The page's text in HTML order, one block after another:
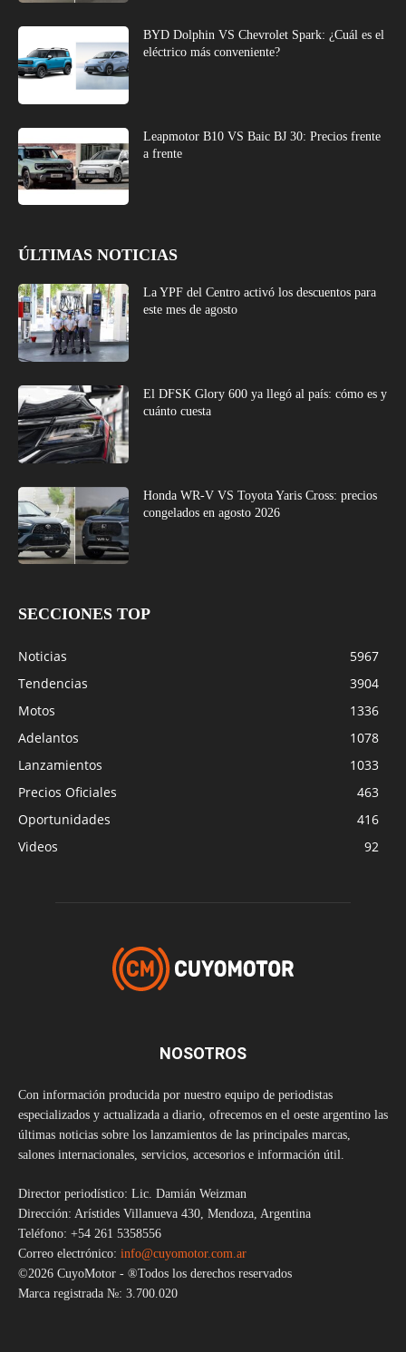
BYD Dolphin VS Chevrolet Spark: ¿Cuál es el
eléctrico más conveniente?
Leapmotor B10 VS Baic BJ 30: Precios frente
a frente
ÚLTIMAS NOTICIAS
La YPF del Centro activó los descuentos para
este mes de agosto
El DFSK Glory 600 ya llegó al país: cómo es y
cuánto cuesta
Honda WR-V VS Toyota Yaris Cross: precios
congelados en agosto 2026
SECCIONES TOP
Noticias
5967
Tendencias
3904
Motos
1336
Adelantos
1078
Lanzamientos
1033
Precios Oficiales
463
Oportunidades
416
Videos
92
NOSOTROS
Con información producida por nuestro equipo de periodistas
especializados y actualizada a diario, ofrecemos en el oeste argentino las
últimas noticias sobre los lanzamientos de las principales marcas,
salones internacionales, servicios, accesorios e información útil.
Director periodístico: Lic. Damián Weizman
Dirección: Arístides Villanueva 430, Mendoza, Argentina
Teléfono: +54 261 5358556
Correo electrónico: info@cuyomotor.com.ar
©2026 CuyoMotor - ®Todos los derechos reservados
Marca registrada №: 3.700.020